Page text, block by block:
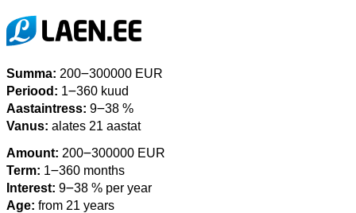
Summa: 200౼300000 EUR
Periood: 1౼360 kuud
Aastaintress: 9౼38 %
Vanus: alates 21 aastat
Amount: 200౼300000 EUR
Term: 1౼360 months
Interest: 9౼38 % per year
Age: from 21 years